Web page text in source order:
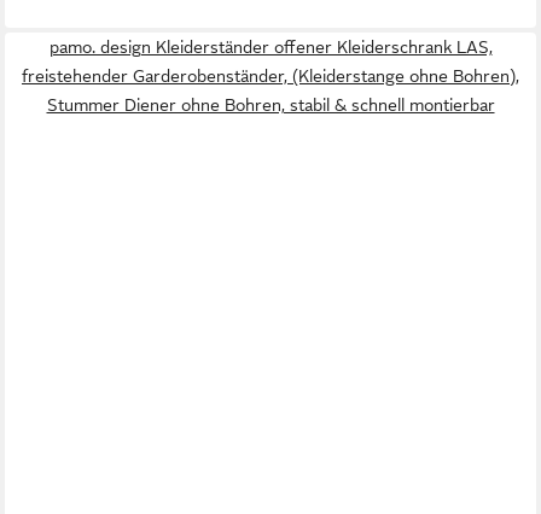
pamo. design Kleiderständer offener Kleiderschrank LAS,
freistehender Garderobenständer, (Kleiderstange ohne Bohren),
Stummer Diener ohne Bohren, stabil & schnell montierbar